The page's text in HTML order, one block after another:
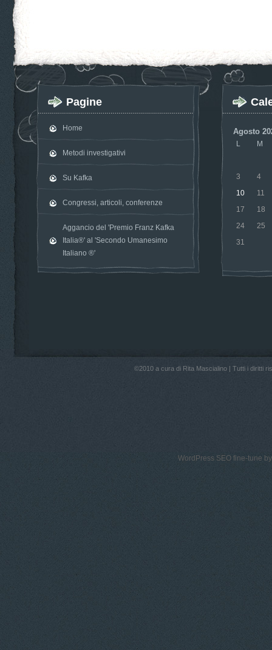
Pagine
Home
Metodi investigativi
Su Kafka
Congressi, articoli, conferenze
Aggancio del 'Premio Franz Kafka
Italia®' al 'Secondo Umanesimo
Italiano ®'
Agosto
L M
3
4
10
11
17
18
24
25
31
©2010 a cura di Rita Mascialino | Tutti i diritti
WordPress SEO fine-tune